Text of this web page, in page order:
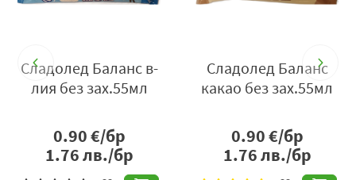
Сладолед Баланс в-
лия без зах.55мл
0.90€/бр
1.76лв./бр
Сладолед Баланс
какао без зах.55мл
0.90€/бр
1.76лв./бр